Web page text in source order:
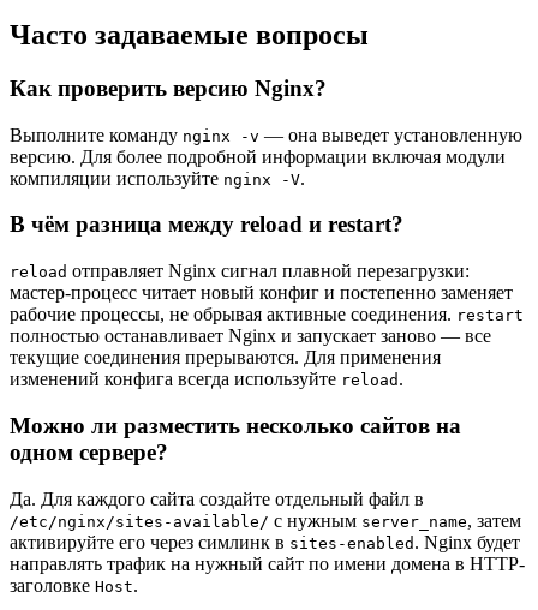
Часто задаваемые вопросы
Как проверить версию Nginx?
Выполните команду nginx -v — она выведет установленную
версию. Для более подробной информации включая модули
компиляции используйте nginx -V.
В чём разница между reload и restart?
reload отправляет Nginx сигнал плавной перезагрузки:
мастер-процесс читает новый конфиг и постепенно заменяет
рабочие процессы, не обрывая активные соединения. restart
полностью останавливает Nginx и запускает заново — все
текущие соединения прерываются. Для применения
изменений конфига всегда используйте reload .
Можно ли разместить несколько сайтов на
одном сервере?
Да. Для каждого сайта создайте отдельный файл в
/etc/nginx/sites-available/ с нужным server_name, затем
активируйте его через симлинк в sites-enabled . Nginx будет
направлять трафик на нужный сайт по имени домена в HTTP-
заголовке Host.